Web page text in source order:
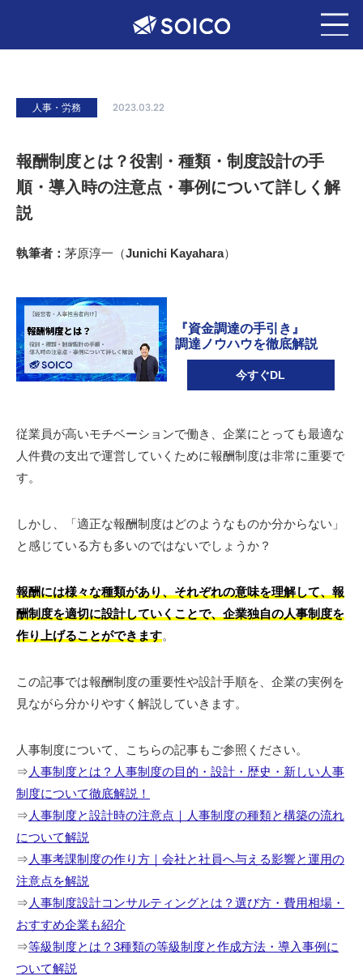
人事・労務 2023.03.22
報酬制度とは？役割・種類・制度設計の手
順・導入時の注意点・事例について詳しく解
説
執筆者： 茅原淳一（Junichi Kayahara）
『資金調達の手引き』
調達ノウハウを徹底解説
今すぐDL
従業員が高いモチベーションで働き、企業にとっても最適な
人件費の支出で運営していくために報酬制度は非常に重要で
す。
しかし、「適正な報酬制度はどのようなものか分からない」
と感じている方も多いのではないでしょうか？
報酬には様々な種類があり、それぞれの意味を理解して、報
酬制度を適切に設計していくことで、企業独自の人事制度を
作り上げることができます。
この記事では報酬制度の重要性や設計手順を、企業の実例を
見ながら分かりやすく解説していきます。
人事制度について、こちらの記事もご参照ください。
⇒ 人事制度とは？人事制度の目的・設計・歴史・新しい人事
制度について徹底解説！
⇒ 人事制度と設計時の注意点｜人事制度の種類と構築の流れ
について解説
⇒ 人事考課制度の作り方｜会社と社員へ与える影響と運用の
注意点を解説
⇒ 人事制度設計コンサルティングとは？選び方・費用相場・
おすすめ企業も紹介
⇒等級制度とは？3種類の等級制度と作成方法・導入事例に
ついて解説